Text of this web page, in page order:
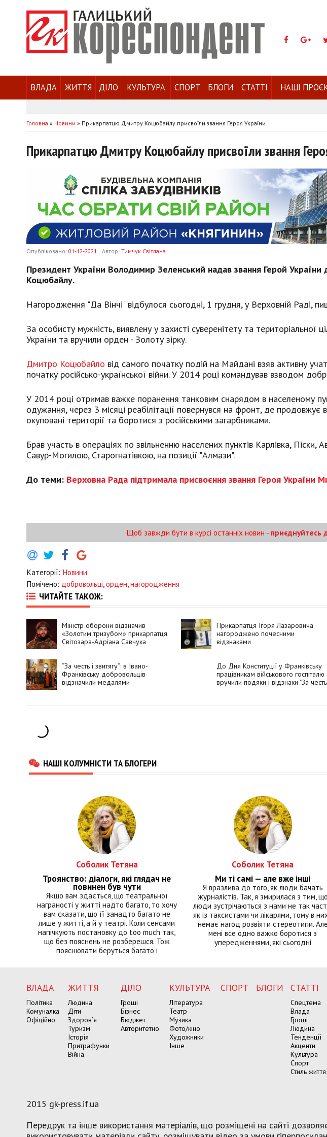
ВЛАДА ЖИТТЯ ДІЛО КУЛЬТУРА СПОРТ БЛОГИ СТАТТІ НАШІ
Головна » Новини » Прикарпатцю Дмитру Коцюбайлу присвоїли звання Героя України
Прикарпатцю Дмитру Коцюбайлу присвоїли звання
Опубліковано: 01-12-2021 Автор: Тимчук Світлана
Президент України Володимир Зеленський надав звання Герой
Коцюбайлу.
Нагородження "Да Вінчі" відбулося сьогодні, 1 грудня, у Верховній Раді,
За особисту мужність, виявлену у захисті суверенітету та територіальної
України та вручили орден - Золоту зірку.
Дмитро Коцюбайло від самого початку подій на Майдані взяв активну
початку російсько-української війни. У 2014 році командував взводом
У 2014 році отримав важке поранення танковим снарядом в населеному
одужання, через 3 місяці реабілітації повернувся на фронт, де продовжує
окуповані території та боротися з російськими загарбниками.
Брав участь в операціях по звільненню населених пунктів Карлівка, Піски,
Савур-Могилою, Старогнатівкою, на позиції "Алмази".
До теми: Верховна Рада підтримала присвоєння звання Героя України
Щоб завжди бути в курсі останніх новин - приєднуйтесь
Категорії: Новини
Помічено: добровольці,орден,нагородження
ЧИТАЙТЕ ТАКОЖ:
Міністр оборони відзначив
«Золотим тризубом» прикарпатця
Світозара-Адріана Савчука
Прикарпатця Ігоря Лазаровича
нагороджено почесними
відзнаками
“За честь і звитягу”: в Івано-
Франківську добровольців
відзначили медалями
До Дня Конституції у Франківську
працівникам військового госпіталю
вручили подяки і відзнаки "За честь
НАШІ КОЛУМНІСТИ ТА БЛОГЕРИ
Соболик Тетяна
Троянство: діалоги, які глядач не
повинен був чути
Якщо вам здається, що театральної
награності у житті надто багато, то хочу
вам сказати, що її занадто багато не
лише у житті, а й у театрі. Коли сенсами
напічкують постановку до too much так,
що без пояснень не розберешся. Тож
пояснювати беруться багато і
Соболик Тетяна
Ми ті самі — але вже інші
Я вразлива до того, як люди бачать
журналістів. Так, я змирилася з тим, що
люди зустрічаються з нами не так
як із таксистами чи лікарями, тому в
немає нагод розвіяти стереотипи. Але
мені все одно важко боротися з
упередженнями, які сьогодні
ВЛАДА
Політика
Комуналка
Офіційно
ЖИТТЯ
Людина
Діти
Здоров’я
Туризм
Історія
Притрафунки
Війна
ДІЛО
Гроші
Бізнес
Бюджет
Авторитетно
КУЛЬТУРА
Література
Театр
Музика
Фото/кіно
Художники
Інше
СПОРТ БЛОГИ СТАТТІ
Спецтема
Влада
Гроші
Людина
Тенденції
Акценти
Культура
Спорт
Стиль життя
2015 gk-press.if.ua
Передрук та інше використання матеріалів, що розміщені на сайті